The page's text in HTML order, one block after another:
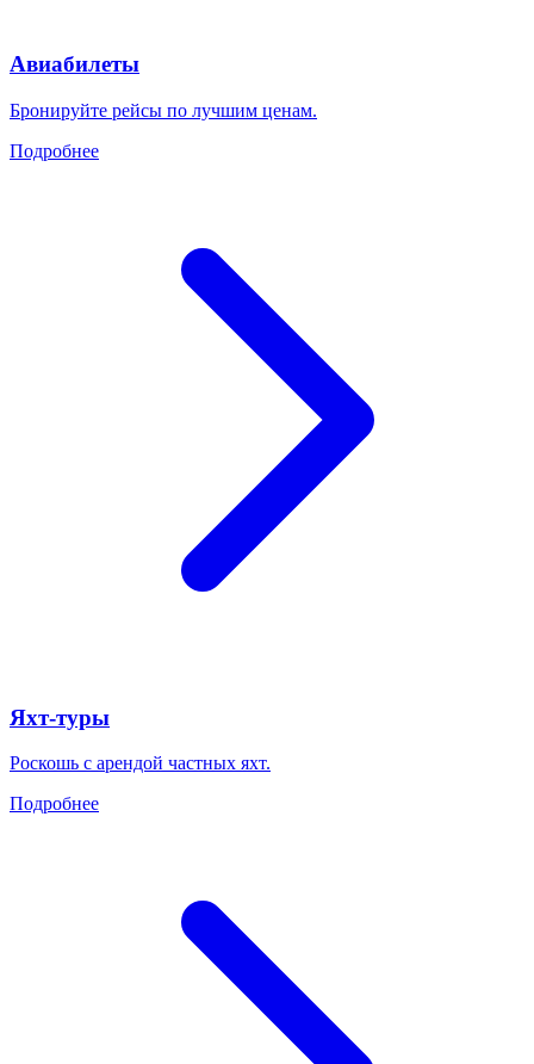
Авиабилеты
Бронируйте рейсы по лучшим ценам.
Подробнее
Яхт-туры
Роскошь с арендой частных яхт.
Подробнее